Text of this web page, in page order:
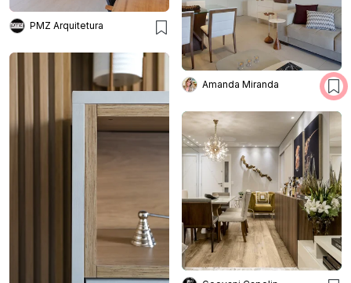
PMZ Arquitetura
Amanda Miranda